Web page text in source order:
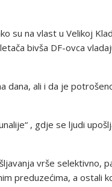
su na vlast u Velikoj
bivša DF-ovca
dana, ali i da je
, gdje se ljudi
vrše selektivno,
preduzećima, a ostali